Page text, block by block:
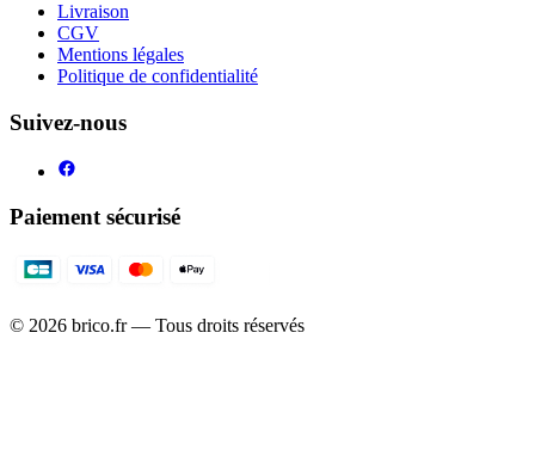
Livraison
CGV
Mentions légales
Politique de confidentialité
Suivez-nous
Paiement sécurisé
© 2026 brico.fr — Tous droits réservés